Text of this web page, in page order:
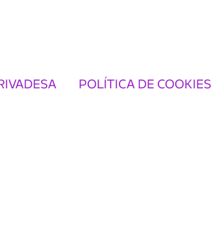
POLÍTICA DE COOKIES